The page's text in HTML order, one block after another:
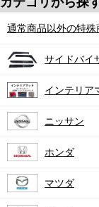
通常商品以外の特
サイドバイ
インテリア
ニッサン
ホンダ
マツダ